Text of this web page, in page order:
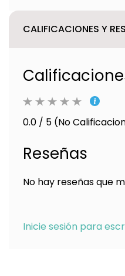
CALIFICACIONES Y
0.0 / 5 (No
Reseñas
No hay reseñas que
Inicie sesión para